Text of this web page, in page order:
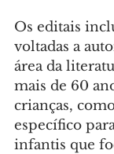
Os editais
voltadas a
área da
mais de 60
crianças,
específico
infantis que